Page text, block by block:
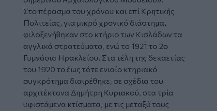
Στο πέρασμα του χρόνου και επί Κρητικής
Πολιτείας, για μικρό χρονικό διάστημα,
φιλοξενήθηκαν στο κτήριο των Κισλάδων τα
αγγλικά στρατεύματα, ενώ το 1921 το 2ο
Γυμνάσιο Ηρακλείου. Στα τέλη της δεκαετίας
του 1920 το έως τότε ενιαίο κτηριακό
συγκρότημα διαιρέθηκε, σε σχέδια του
αρχιτέκτονα Δημήτρη Κυριακού, στα τρία
υφιστάμενα κτίσματα, με τις μεταξύ τους